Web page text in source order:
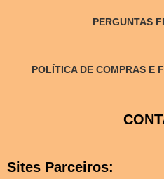
PERGUNTAS
POLÍTICA DE COMPRAS E
Sites Parceiros: